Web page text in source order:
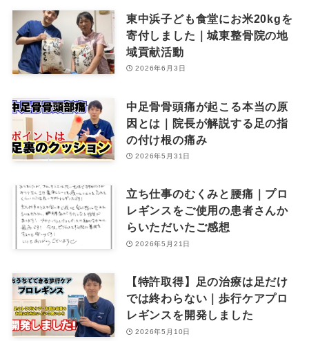
東中浜子ども食堂にお米20kgを
寄付しました｜城東整骨院の地
域貢献活動
2026年6月3日
中足骨骨頭痛が起こる本当の原
因とは｜院長が解説する足の指
の付け根の痛み
2026年5月31日
立ち仕事のむくみと腰痛｜プロ
レギンスをご使用の患者さんか
らいただいたご感想
2026年5月21日
【特許取得】足の治療は足だけ
では終わらない｜歩行ケアプロ
レギンスを開発しました
2026年5月10日